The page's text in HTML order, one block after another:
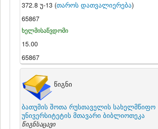
372.8 უ-13 (თაროს დათვალიერება)
65867
ხელმისაწვდომი
15.00
65867
წიგნი
ბათუმის შოთა რუსთაველის სახელმწიფო
უნივერსიტეტის მთავარი ბიბლიოთეკა
წიგნსაცავი